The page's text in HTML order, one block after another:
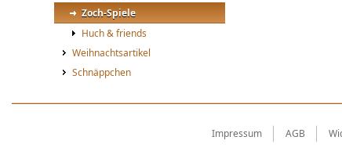
Zoch-Spiele
Huch & friends
Weihnachtsartikel
Schnäppchen
Impressum AGB